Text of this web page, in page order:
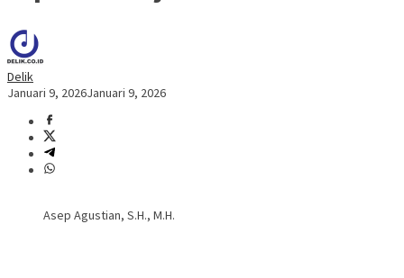
Delik
Januari 9, 2026Januari 9, 2026
Asep Agustian, S.H., M.H.